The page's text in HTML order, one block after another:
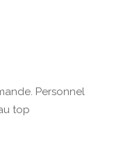
Personnel
top